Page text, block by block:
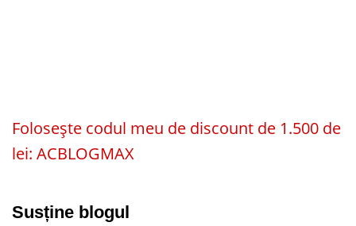
Folosește codul meu de discount de 1.500 de
lei: ACBLOGMAX
Susține blogul